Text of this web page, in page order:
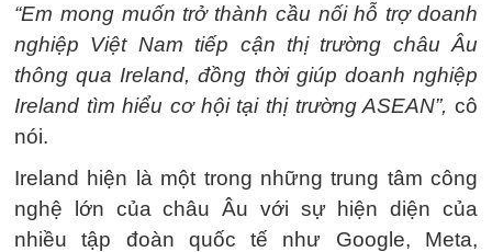
“Em mong muốn trở thành cầu nối hỗ trợ doanh
nghiệp Việt Nam tiếp cận thị trường châu Âu
thông qua Ireland, đồng thời giúp doanh nghiệp
Ireland tìm hiểu cơ hội tại thị trường ASEAN”, cô
nói.
Ireland hiện là một trong những trung tâm công
nghệ lớn của châu Âu với sự hiện diện của
nhiều tập đoàn quốc tế như Google, Meta,